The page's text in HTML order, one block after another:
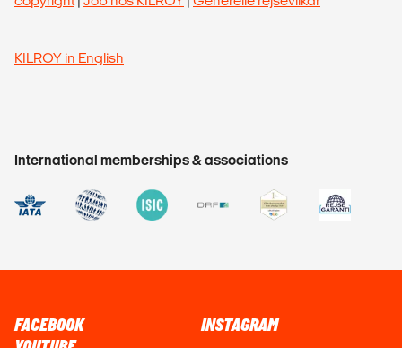
KILROY in English
International memberships & associations
FACEBOOK
INSTAGRAM